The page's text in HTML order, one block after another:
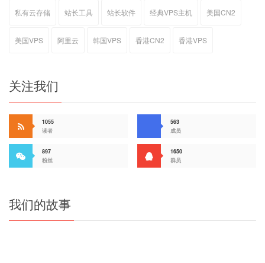
私有云存储 站长工具 站长软件 经典VPS主机 美国CN2
美国VPS 阿里云 韩国VPS 香港CN2 香港VPS
关注我们
1055
读者
563
成员
897
粉丝
1650
群员
我们的故事